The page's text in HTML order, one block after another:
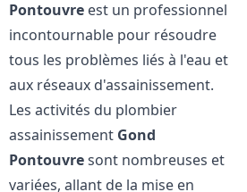
Pontouvre est un professionnel
incontournable pour résoudre
tous les problèmes liés à l'eau et
aux réseaux d'assainissement.
Les activités du plombier
assainissement Gond
Pontouvresont nombreuses et
variées, allant de la mise en